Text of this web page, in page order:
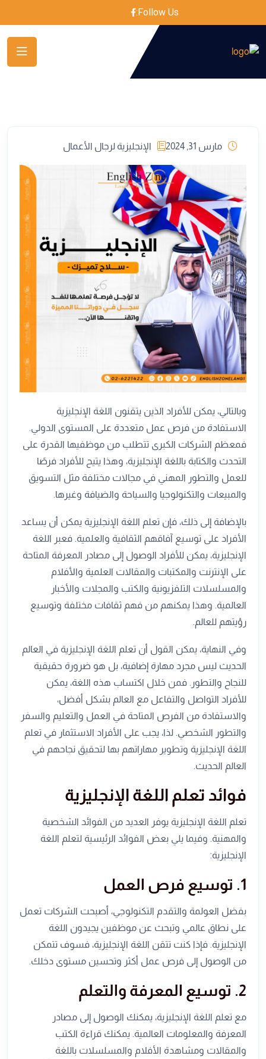
Follow Us:
مارس 31, 2024 الإنجليزية لرجال الأعمال
وبالتالي، يمكن للأفراد الذين يتقنون اللغة الإنجليزية
الاستفادة من فرص عمل متعددة على المستوى الدولي.
فمعظم الشركات الكبرى تتطلب من موظفيها القدرة على
التحدث والكتابة باللغة الإنجليزية، وهذا يتيح للأفراد فرصًا
للعمل والتطور المهني في مجالات مختلفة مثل التسويق
والمبيعات والتكنولوجيا والسياحة والضيافة وغيرها.
بالإضافة إلى ذلك، فإن تعلم اللغة الإنجليزية يمكن أن يساعد
الأفراد على توسيع آفاقهم الثقافية والعلمية. فعبر اللغة
الإنجليزية، يمكن للأفراد الوصول إلى مصادر المعرفة المتاحة
على الإنترنت والمكتبات والمقالات العلمية والأفلام
والمسلسلات التلفزيونية والكتب والمجلات والأخبار
العالمية. وهذا يمكنهم من فهم ثقافات مختلفة وتوسيع
رؤيتهم للعالم.
وفي النهاية، يمكن القول أن تعلم اللغة الإنجليزية في العالم
الحديث ليس مجرد مهارة إضافية، بل هو ضرورة حقيقية
للنجاح والتطور. فمن خلال اكتساب هذه اللغة، يمكن
للأفراد التواصل والتفاعل مع العالم بشكل أفضل،
والاستفادة من الفرص المتاحة في العمل والتعليم والسفر
والتطور الشخصي. لذا، يجب على الأفراد الاستثمار في تعلم
اللغة الإنجليزية وتطوير مهاراتهم بها لتحقيق نجاحهم في
العالم الحديث.
فوائد تعلم اللغة الإنجليزية
تعلم اللغة الإنجليزية يوفر العديد من الفوائد الشخصية
والمهنية. وفيما يلي بعض الفوائد الرئيسية لتعلم اللغة
الإنجليزية:
1. توسيع فرص العمل
بفضل العولمة والتقدم التكنولوجي، أصبحت الشركات تعمل
على نطاق عالمي وتبحث عن موظفين يجيدون اللغة
الإنجليزية. فإذا كنت تتقن اللغة الإنجليزية، فسوف تتمكن
من الوصول إلى فرص عمل أكثر وتحسين مستوى دخلك.
2. توسيع المعرفة والتعلم
مع تعلم اللغة الإنجليزية، يمكنك الوصول إلى مصادر
المعرفة والمعلومات العالمية. يمكنك قراءة الكتب
والمقالات ومشاهدة الأفلام والمسلسلات باللغة